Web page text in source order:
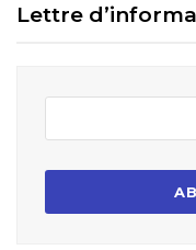
Lettre